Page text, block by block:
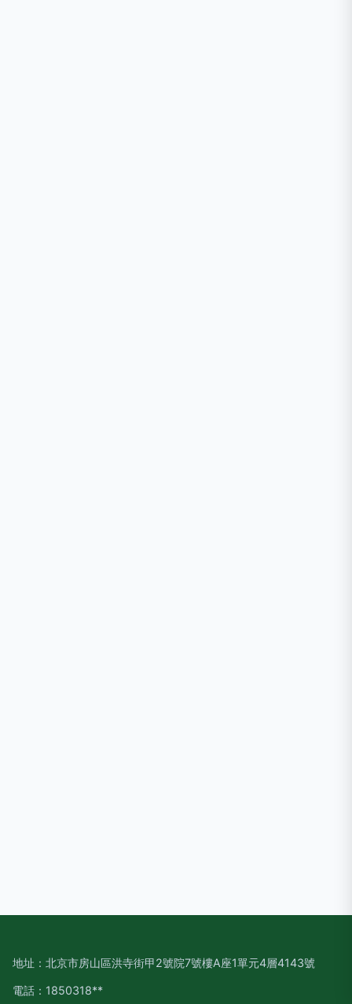
地址：北京市房山區洪寺街甲2號院7號樓A座1單元4層4143號
電話：1850318**